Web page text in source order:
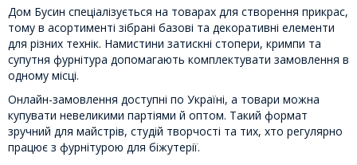
Дом Бусин спеціалізується на товарах для створення прикрас,
тому в асортименті зібрані базові та декоративні елементи
для різних технік. Намистини затискні стопери, кримпи та
супутня фурнітура допомагають комплектувати замовлення в
одному місці.
Онлайн-замовлення доступні по Україні, а товари можна
купувати невеликими партіями й оптом. Такий формат
зручний для майстрів, студій творчості та тих, хто регулярно
працює з фурнітурою для біжутерії.